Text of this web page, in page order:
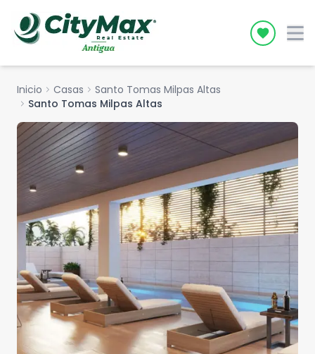
Icon
Inicio chevron_right Casas chevron_right Santo Tomas Milpas Altas
chevron_right Santo Tomas Milpas Altas